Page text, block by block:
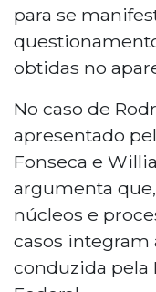
para se
obtidas no
No caso de
apresentado
Fonseca e
argumenta
núcleos e
casos integram
conduzida pela